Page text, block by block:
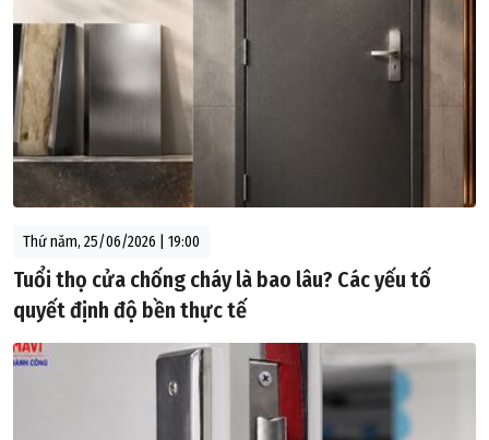
Thứ năm, 25/06/2026 | 19:00
Tuổi thọ cửa chống cháy là bao lâu? Các yếu tố
quyết định độ bền thực tế